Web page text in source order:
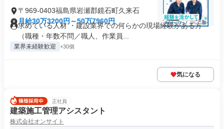
〒969-0403福島県岩瀬郡鏡石町久来石
月給30万3200円～50万7960円
求めている人材 ・建設業界での何らかの現場経験がある方
（職種・年数不問／職人、作業員...
業界未経験歓迎 +30個
気になる
正社員
建築施工管理アシスタント
株式会社オンサイト